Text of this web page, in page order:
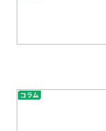
コラム